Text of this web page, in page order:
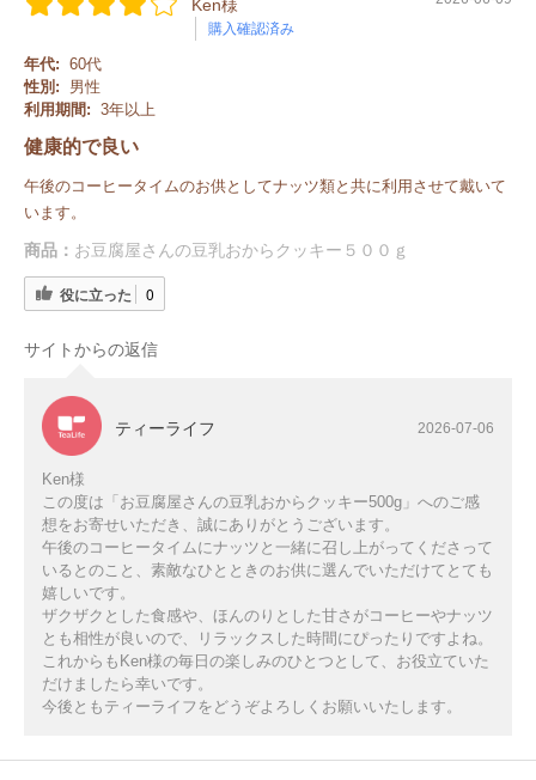
Ken様
購入確認済み
年代: 60代
性別:
男性
利用期間: 3年以上
健康的で良い
午後のコーヒータイムのお供としてナッツ類と共に利用させて戴いて
います。
商品： お豆腐屋さんの豆乳おからクッキー５００ｇ
役に立った 0
サイトからの返信
ティーライフ 2026-07-06
Ken様
この度は「お豆腐屋さんの豆乳おからクッキー500g」へのご感
想をお寄せいただき、誠にありがとうございます。
午後のコーヒータイムにナッツと一緒に召し上がってくださって
いるとのこと、素敵なひとときのお供に選んでいただけてとても
嬉しいです。
ザクザクとした食感や、ほんのりとした甘さがコーヒーやナッツ
とも相性が良いので、リラックスした時間にぴったりですよね。
これからもKen様の毎日の楽しみのひとつとして、お役立ていた
だけましたら幸いです。
今後ともティーライフをどうぞよろしくお願いいたします。